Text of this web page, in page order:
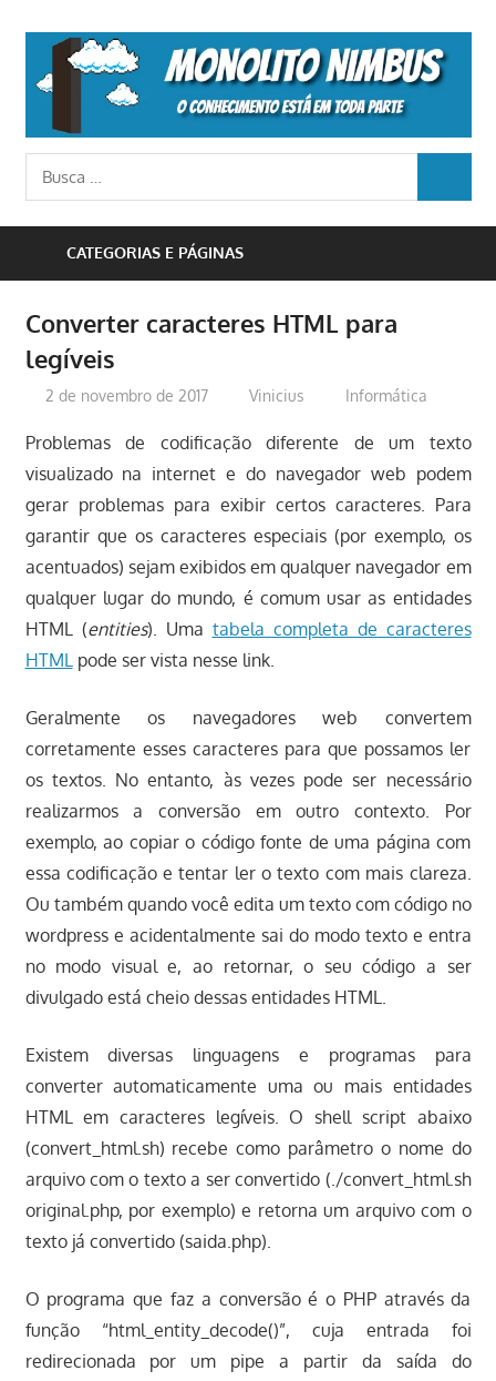
content
o
conhecimento
Busca
para:
CATEGORIAS E PÁGINAS
Converter caracteres HTML para
legíveis
2 de novembro de 2017 Vinicius Informática
Problemas de codificação diferente de um texto
visualizado na internet e do navegador web podem
gerar problemas para exibir certos caracteres. Para
garantir que os caracteres especiais (por exemplo, os
acentuados) sejam exibidos em qualquer navegador em
qualquer lugar do mundo, é comum usar as entidades
HTML (entities). Uma tabela completa de caracteres
HTMLpode ser vista nesse link.
Geralmente os navegadores web convertem
corretamente esses caracteres para que possamos ler
os textos. No entanto, às vezes pode ser necessário
realizarmos a conversão em outro contexto. Por
exemplo, ao copiar o código fonte de uma página com
essa codificação e tentar ler o texto com mais clareza.
Ou também quando você edita um texto com código no
wordpress e acidentalmente sai do modo texto e entra
no modo visual e, ao retornar, o seu código a ser
divulgado está cheio dessas entidades HTML.
Existem diversas linguagens e programas para
converter automaticamente uma ou mais entidades
HTML em caracteres legíveis. O shell script abaixo
(convert_html.sh) recebe como parâmetro o nome do
arquivo com o texto a ser convertido (./convert_html.sh
original.php, por exemplo) e retorna um arquivo com o
texto já convertido (saida.php).
O programa que faz a conversão é o PHP através da
função “html_entity_decode()”, cuja entrada foi
redirecionada por um pipe a partir da saída do